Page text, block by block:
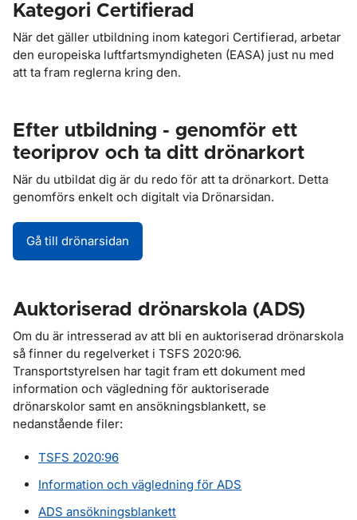
Kategori Certifierad
När det gäller utbildning inom kategori Certifierad, arbetar
den europeiska luftfartsmyndigheten (EASA) just nu med
att ta fram reglerna kring den.
Efter utbildning - genomför ett
teoriprov och ta ditt drönarkort
När du utbildat dig är du redo för att ta drönarkort. Detta
genomförs enkelt och digitalt via Drönarsidan.
Gå till drönarsidan
Auktoriserad drönarskola (ADS)
Om du är intresserad av att bli en auktoriserad drönarskola
så finner du regelverket i TSFS 2020:96.
Transportstyrelsen har tagit fram ett dokument med
information och vägledning för auktoriserade
drönarskolor samt en ansökningsblankett, se
nedanstående filer:
TSFS 2020:96
Information och vägledning för ADS
ADS ansökningsblankett